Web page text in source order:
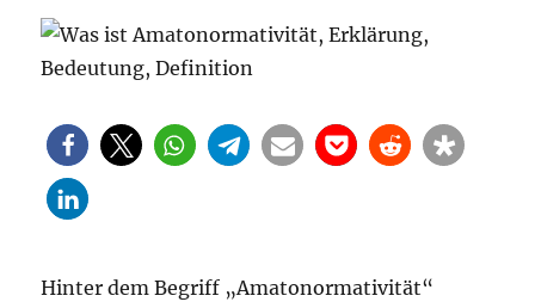
Hinter dem Begriff „Amatonormativität“